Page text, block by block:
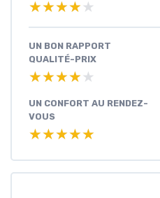
★★★★★
★★★★★
UN BON RAPPORT
QUALITÉ-PRIX
★★★★★
★★★★★
UN CONFORT AU RENDEZ-
VOUS
★★★★★
★★★★★